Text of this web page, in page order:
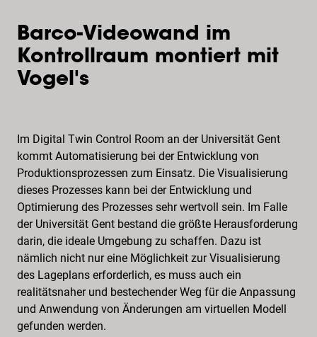
Barco-Videowand im
Kontrollraum montiert mit
Vogel's
Im Digital Twin Control Room an der Universität Gent
kommt Automatisierung bei der Entwicklung von
Produktionsprozessen zum Einsatz. Die Visualisierung
dieses Prozesses kann bei der Entwicklung und
Optimierung des Prozesses sehr wertvoll sein. Im Falle
der Universität Gent bestand die größte Herausforderung
darin, die ideale Umgebung zu schaffen. Dazu ist
nämlich nicht nur eine Möglichkeit zur Visualisierung
des Lageplans erforderlich, es muss auch ein
realitätsnaher und bestechender Weg für die Anpassung
und Anwendung von Änderungen am virtuellen Modell
gefunden werden.